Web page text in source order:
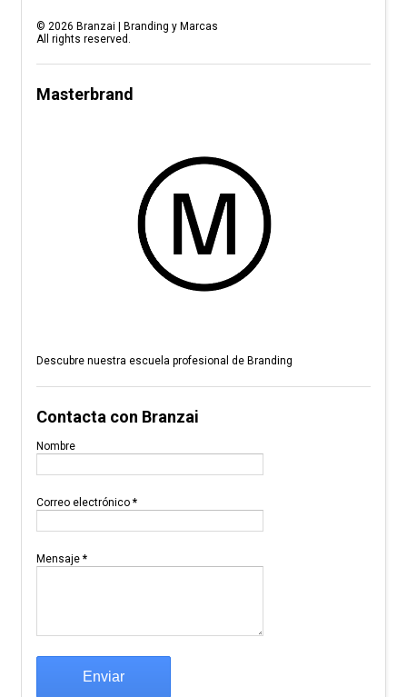
© 2026 Branzai | Branding y Marcas
All rights reserved.
Masterbrand
Descubre nuestra escuela profesional de Branding
Contacta con Branzai
Nombre
Correo electrónico *
Mensaje *